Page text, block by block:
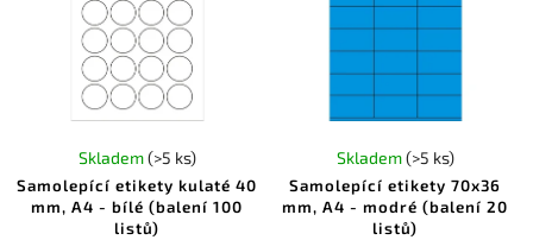
Samolepící etikety kulaté 40
mm, A4 - bílé (balení 100
listů)
Skladem(>5 ks)
Samolepící etikety 70x36
mm, A4 - modré (balení 20
listů)
Skladem(>5 ks)